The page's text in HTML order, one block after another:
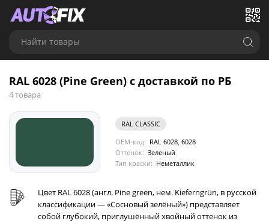
Найти товары
RAL 6028 (Pine Green) с доставкой по РБ
4 товара
RAL CLASSIC
OEM-код: RAL 6028, 6028
Оттенок: Зеленый
Тип краски: Неметаллик
Цвет RAL 6028 (англ. Pine green, нем. Kieferngrün, в русской
классификации — «Сосновый зелёный») представляет
собой глубокий, приглушённый хвойный оттенок из